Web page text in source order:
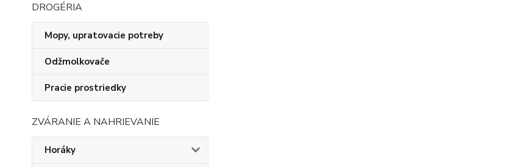
DROGÉRIA
Mopy, upratovacie potreby
Odžmolkovače
Pracie prostriedky
ZVÁRANIE A NAHRIEVANIE
Horáky